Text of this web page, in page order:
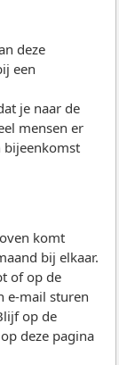
deze
een
je naar de
mensen er
bijeenkomst
komt
bij elkaar.
of op de
e-mail sturen
op de
deze pagina